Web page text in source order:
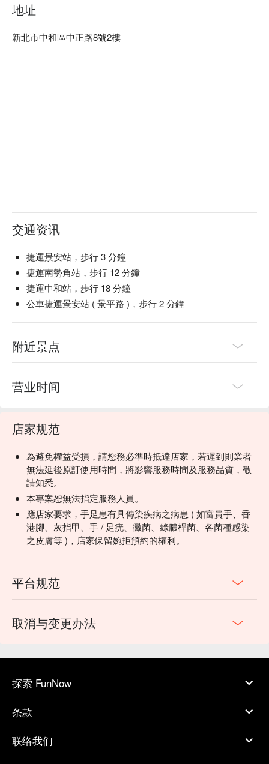
地址
新北市中和區中正路8號2樓
交通资讯
捷運景安站，步行 3 分鐘
捷運南勢角站，步行 12 分鐘
捷運中和站，步行 18 分鐘
公車捷運景安站 ( 景平路 )，步行 2 分鐘
附近景点
营业时间
店家规范
為避免權益受損，請您務必準時抵達店家，若遲到則業者
無法延後原訂使用時間，將影響服務時間及服務品質，敬
請知悉。
本專案恕無法指定服務人員。
應店家要求，手足患有具傳染疾病之病患 ( 如富貴手、香
港腳、灰指甲、手 / 足疣、黴菌、綠膿桿菌、各菌種感染
之皮膚等 )，店家保留婉拒預約的權利。
平台规范
取消与变更办法
探索 FunNow
条款
联络我们